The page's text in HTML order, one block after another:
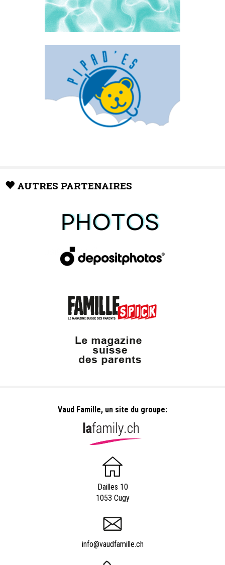
AUTRES PARTENAIRES
Vaud Famille, un site du groupe:
Dailles 10
1053 Cugy
info@vaudfamille.ch